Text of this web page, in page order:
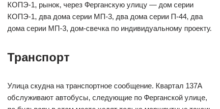
КОПЭ-1, рынок, через Ферганскую улицу — дом серии
КОПЭ-1, два дома серии МП-3, два дома серии П-44, два
дома серии МП-3, дом-свечка по индивидуальному проекту.
Транспорт
Улица скудна на транспортное сообщение. Квартал 137А
обслуживают автобусы, следующие по Ферганской улице,